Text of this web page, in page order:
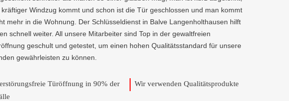
kräftiger Windzug kommt und schon ist die Tür geschlossen und man kommt
mehr in die Wohnung. Der Schlüsseldienst in Balve Langenholthausen hilft
schnell weiter. All unsere Mitarbeiter sind Top in der gewaltfreien
geschult und getestet, um einen hohen Qualitätsstandard für unsere
gewährleisten zu können.
Türöffnung in 90% der
Wir verwenden Qualitätsprodukte